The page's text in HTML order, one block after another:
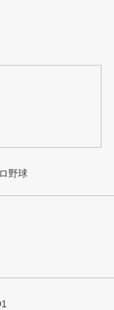
野球